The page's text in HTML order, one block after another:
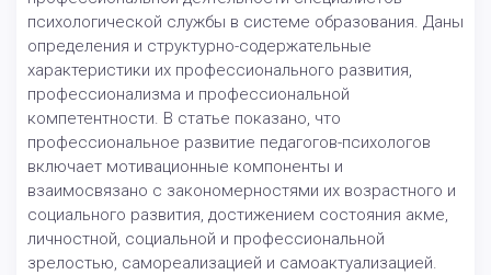
психологической службы в системе образования. Даны
определения и структурно-содержательные
характеристики их профессионального развития,
профессионализма и профессиональной
компетентности. В статье показано, что
профессиональное развитие педагогов-психологов
включает мотивационные компоненты и
взаимосвязано с закономерностями их возрастного и
социального развития, достижением состояния акме,
личностной, социальной и профессиональной
зрелостью, самореализацией и самоактуализацией.